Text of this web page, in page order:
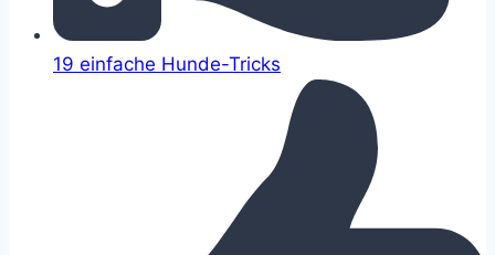
19 einfache Hunde-Tricks